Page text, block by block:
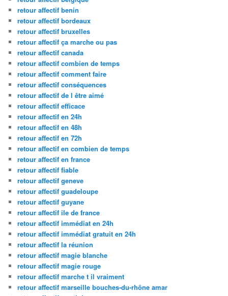
retour affectif benin
retour affectif bordeaux
retour affectif bruxelles
retour affectif ça marche ou pas
retour affectif canada
retour affectif combien de temps
retour affectif comment faire
retour affectif conséquences
retour affectif de l être aimé
retour affectif efficace
retour affectif en 24h
retour affectif en 48h
retour affectif en 72h
retour affectif en combien de temps
retour affectif en france
retour affectif fiable
retour affectif geneve
retour affectif guadeloupe
retour affectif guyane
retour affectif ile de france
retour affectif immédiat en 24h
retour affectif immédiat gratuit en 24h
retour affectif la réunion
retour affectif magie blanche
retour affectif magie rouge
retour affectif marche t il vraiment
retour affectif marseille bouches-du-rhône amar